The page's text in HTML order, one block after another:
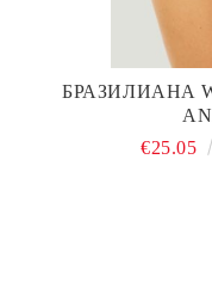
БРАЗИЛИАНА
€25.05